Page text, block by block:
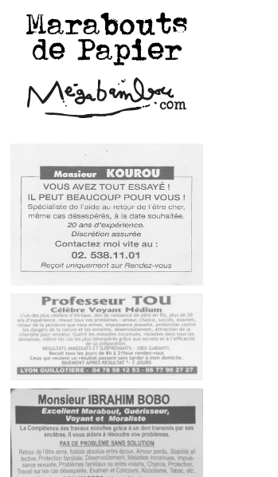
Marabouts
de Papier